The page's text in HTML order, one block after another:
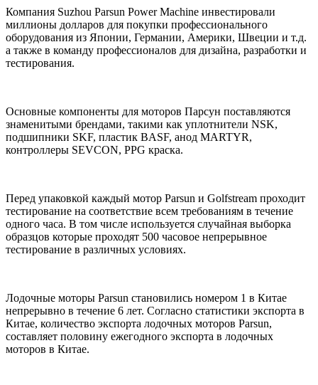
Компания Suzhou Parsun Power Machine инвестировали
миллионы долларов для покупки профессионального
оборудования из Японии, Германии, Америки, Швеции и т.д.
а также в команду профессионалов для дизайна, разработки и
тестирования.
Основные компоненты для моторов Парсун поставляются
знаменитыми брендами, такими как уплотнители NSK,
подшипники SKF, пластик BASF, анод MARTYR,
контроллеры SEVCON, PPG краска.
Перед упаковкой каждый мотор Parsun и Golfstream проходит
тестирование на соответствие всем требованиям в течение
одного часа. В том числе используется случайная выборка
образцов которые проходят 500 часовое непрерывное
тестирование в различных условиях.
Лодочные моторы Parsun становились номером 1 в Китае
непрерывно в течение 6 лет. Согласно статистики экспорта в
Китае, количество экспорта лодочных моторов Parsun,
составляет половину ежегодного экспорта в лодочных
моторов в Китае.